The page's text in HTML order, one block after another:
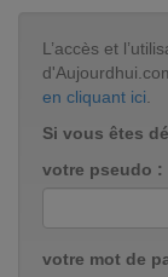
L’accès et
en cliquant ici.
Si vous êtes
votre pseudo :
votre mot de